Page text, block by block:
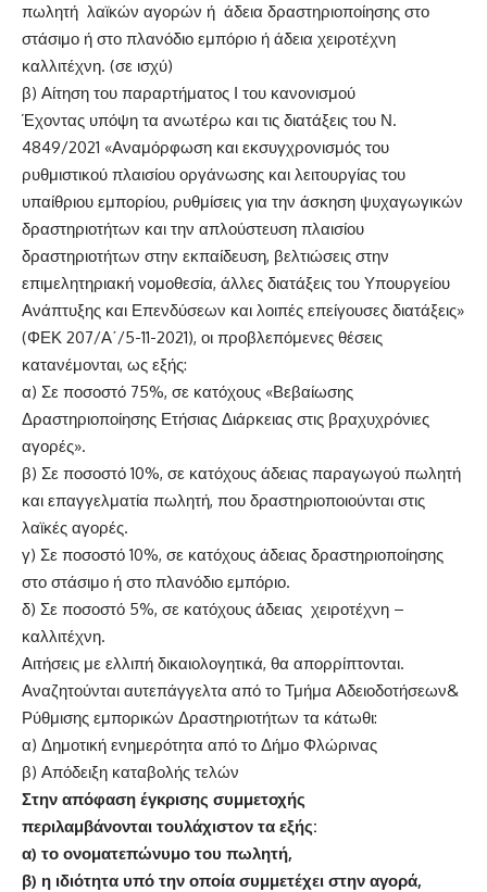
πωλητή λαϊκών αγορών ή άδεια δραστηριοποίησης στο
στάσιμο ή στο πλανόδιο εμπόριο ή άδεια χειροτέχνη
καλλιτέχνη. (σε ισχύ)
β) Αίτηση του παραρτήματος Ι του κανονισμού
Έχοντας υπόψη τα ανωτέρω και τις διατάξεις του Ν.
4849/2021 «Αναμόρφωση και εκσυγχρονισμός του
ρυθμιστικού πλαισίου οργάνωσης και λειτουργίας του
υπαίθριου εμπορίου, ρυθμίσεις για την άσκηση ψυχαγωγικών
δραστηριοτήτων και την απλούστευση πλαισίου
δραστηριοτήτων στην εκπαίδευση, βελτιώσεις στην
επιμελητηριακή νομοθεσία, άλλες διατάξεις του Υπουργείου
Ανάπτυξης και Επενδύσεων και λοιπές επείγουσες διατάξεις»
(ΦΕΚ 207/Α΄/5-11-2021), οι προβλεπόμενες θέσεις
κατανέμονται, ως εξής:
α) Σε ποσοστό 75%, σε κατόχους «Βεβαίωσης
Δραστηριοποίησης Ετήσιας Διάρκειας στις βραχυχρόνιες
αγορές».
β) Σε ποσοστό 10%, σε κατόχους άδειας παραγωγού πωλητή
και επαγγελματία πωλητή, που δραστηριοποιούνται στις
λαϊκές αγορές.
γ) Σε ποσοστό 10%, σε κατόχους άδειας δραστηριοποίησης
στο στάσιμο ή στο πλανόδιο εμπόριο.
δ) Σε ποσοστό 5%, σε κατόχους άδειας χειροτέχνη –
καλλιτέχνη.
Αιτήσεις με ελλιπή δικαιολογητικά, θα απορρίπτονται.
Αναζητούνται αυτεπάγγελτα από το Τμήμα Αδειοδοτήσεων&
Ρύθμισης εμπορικών Δραστηριοτήτων τα κάτωθι:
α) Δημοτική ενημερότητα από το Δήμο Φλώρινας
β) Απόδειξη καταβολής τελών
Στην απόφαση έγκρισης συμμετοχής
περιλαμβάνονται τουλάχιστον τα εξής:
α) το ονοματεπώνυμο του πωλητή,
β) η ιδιότητα υπό την οποία συμμετέχει στην αγορά,